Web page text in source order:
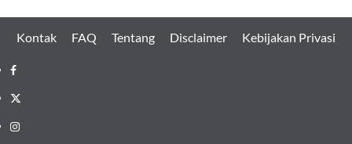
Kontak FAQ Tentang Disclaimer Kebijakan Privasi